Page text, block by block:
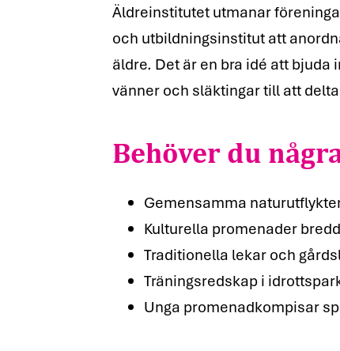
Äldreinstitutet utmanar
och utbildningsinstitut att
äldre. Det är en bra idé att bjuda
vänner och släktingar till att
Behöver du
Gemensamma
Kulturella promenader
Traditionella lekar och
Träningsredskap i
Unga promenadkompisar